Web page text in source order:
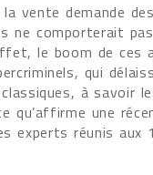
la vente demande
ne comporterait
le boom de ces
qui
à savoir
qu’affirme une
experts réunis aux